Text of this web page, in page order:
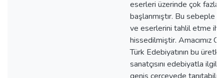
eserleri üzerinde çok fazla
başlanmıştır. Bu sebeple
ve eserlerini tahlil etme
hissedilmiştir. Amacımız
Türk Edebiyatının bu
sanatçısını edebiyatla